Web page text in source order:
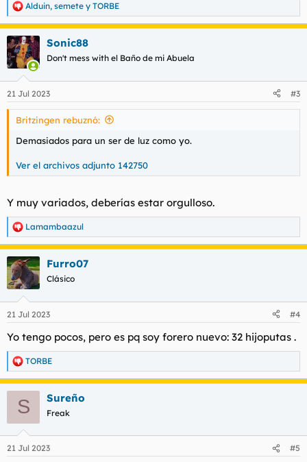
R
e
a
c
c
i
e
s
Alduin, semete y TORBE
Sonic88
Don't mess with el Baño de mi Abuela
21 Jul 2023 #3
Britzingen rebuznó:
Demasiados para un ser de luz como yo.
Ver el archivos adjunto 142750
Y muy variados, deberías estar orgulloso.
R
e
a
c
c
i
e
:
Lamambaazul
Furro07
Clásico
21 Jul 2023 #4
Yo tengo pocos, pero es pq soy forero nuevo: 32 hijoputas .
R
e
a
e
TORBE
S Sureño
Freak
21 Jul 2023 #5